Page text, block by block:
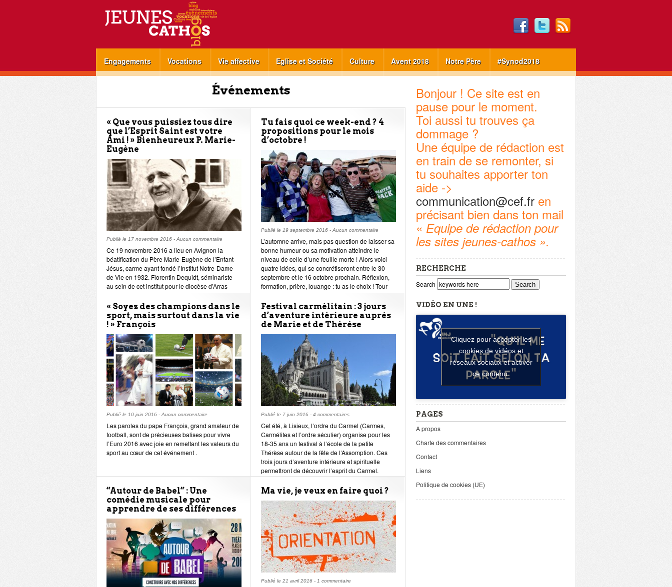
Engagements Vocations Vie affective Eglise et Société Culture Avent 2018 Notre Père #Synod2018
Événements
« Que vous puissiez tous dire
que l’Esprit Saint est votre
Ami ! » Bienheureux P. Marie-
Eugène
Publié le 17 novembre 2016 - Aucun commentaire
Ce 19 novembre 2016 a lieu en Avignon la
béatification du Père Marie-Eugène de l’Enfant-
Jésus, carme ayant fondé l’Institut Notre-Dame
de Vie en 1932. Florentin Dequidt, séminariste
au sein de cet institut pour le diocèse d’Arras
revient sur le parcours de cet homme de prière et
sur le legs spirituel qu’il laisse aujourd’hui à
l’Eglise et aux jeunes.
Tu fais quoi ce week-end ? 4
propositions pour le mois
d’octobre !
Publié le 19 septembre 2016 - Aucun commentaire
L’automne arrive, mais pas question de laisser sa
bonne humeur ou sa motivation atteindre le
niveau de celle d’une feuille morte ! Alors voici
quatre idées, qui se concrétiseront entre le 30
septembre et le 16 octobre prochain. Réflexion,
formation, prière, louange : tu as le choix ! Tour
d’horizon.
« Soyez des champions dans le
sport, mais surtout dans la vie
! » François
Publié le 10 juin 2016 - Aucun commentaire
Les paroles du pape François, grand amateur de
football, sont de précieuses balises pour vivre
l’Euro 2016 avec joie en remettant les valeurs du
sport au cœur de cet événement .
Festival carmélitain : 3 jours
d’aventure intérieure auprès
de Marie et de Thérèse
Publié le 7 juin 2016 - 4 commentaires
Cet été, à Lisieux, l’ordre du Carmel (Carmes,
Carmélites et l’ordre séculier) organise pour les
18-35 ans un festival à l’école de la petite
Thérèse autour de la fête de l’Assomption. Ces
trois jours d’aventure intérieure et spirituelle
permettront de découvrir l’esprit du Carmel.
“Autour de Babel” : Une
comédie musicale pour
apprendre de ses différences
Ma vie, je veux en faire quoi ?
Publié le 21 avril 2016 - 1 commentaire
Bonjour ! Ce site est en
pause pour le moment.
Toi aussi tu trouves ça
dommage ?
Une équipe de rédaction est
en train de se remonter, si
tu souhaites apporter ton
aide ->
communication@cef.fr en
précisant bien dans ton mail
« Equipe de rédaction pour
les sites jeunes-cathos ».
RECHERCHE
Search Search
VIDÉO EN UNE !
Cliquez pour accepter les
cookies de vidéos et
réseaux sociaux et activer
ce contenu.
PAGES
A propos
Charte des commentaires
Contact
Liens
Politique de cookies (UE)